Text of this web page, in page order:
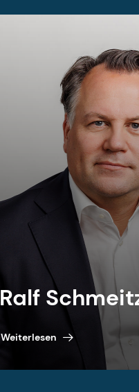
Ralf
Weiterlesen